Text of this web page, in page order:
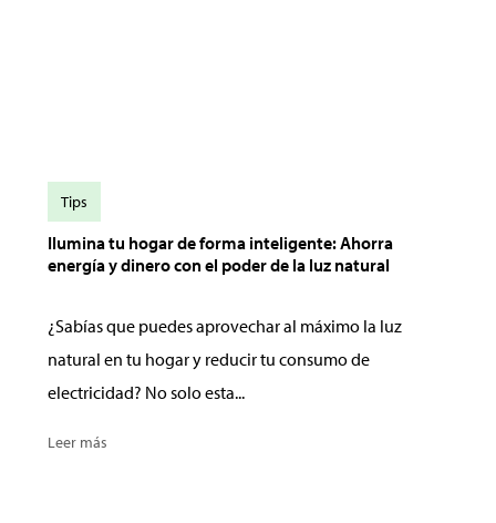
Ilumina tu hogar de forma inteligente: Ahorra
energía y dinero con el poder de la luz natural
¿Sabías que puedes aprovechar al máximo la luz
natural en tu hogar y reducir tu consumo de
electricidad? No solo esta...
Leer más
Tips